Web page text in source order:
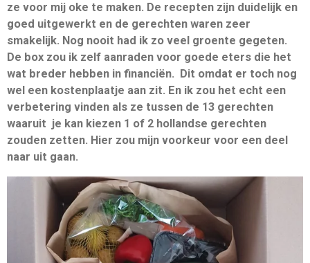
ze voor mij oke te maken. De recepten zijn duidelijk en
goed uitgewerkt en de gerechten waren zeer
smakelijk. Nog nooit had ik zo veel groente gegeten.
De box zou ik zelf aanraden voor goede eters die het
wat breder hebben in financiën. Dit omdat er toch nog
wel een kostenplaatje aan zit. En ik zou het echt een
verbetering vinden als ze tussen de 13 gerechten
waaruit je kan kiezen 1 of 2 hollandse gerechten
zouden zetten. Hier zou mijn voorkeur voor een deel
naar uit gaan.